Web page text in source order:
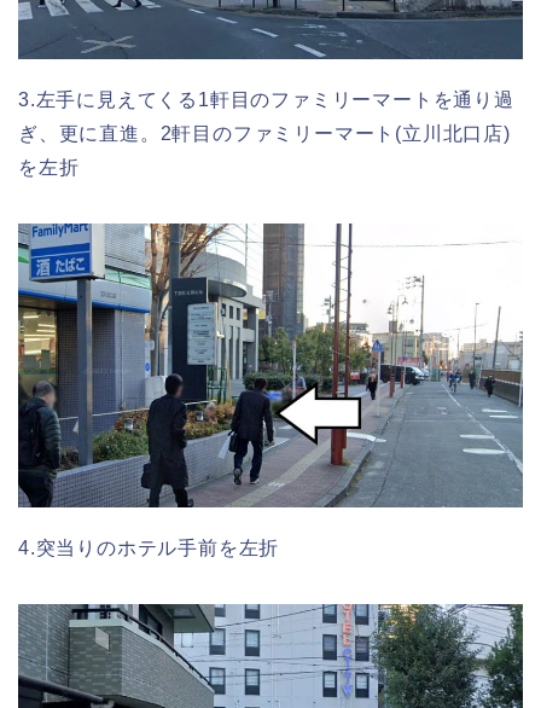
3.左手に見えてくる1軒目のファミリーマートを通り過
ぎ、更に直進。2軒目のファミリーマート(立川北口店)
を左折
4.突当りのホテル手前を左折